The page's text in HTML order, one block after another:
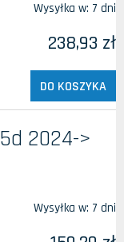
Wysyłka w: 7 dni
238,93 zł
DO KOSZYKA
2024->
Wysyłka w: 7 dni